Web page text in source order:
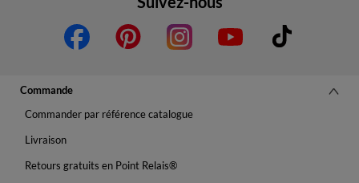
Commande
Commander par référence catalogue
Livraison
Retours gratuits en Point Relais®